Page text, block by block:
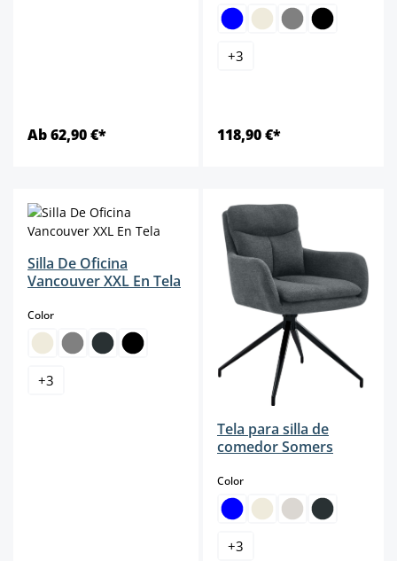
Ab 62,90 €*
+3
118,90 €*
Silla De Oficina
Vancouver XXL En Tela
Colorselect
+3
Tela para silla de
comedor Somers
Colorselect
+3